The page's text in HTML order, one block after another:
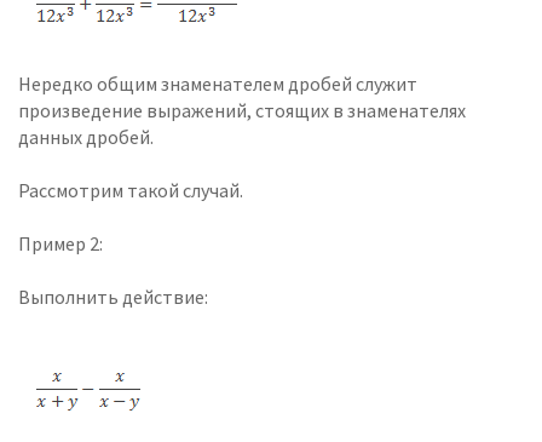
Нередко общим знаменателем дробей служит
произведение выражений, стоящих в знаменателях
данных дробей.
Рассмотрим такой случай.
Пример 2:
Выполнить действие: